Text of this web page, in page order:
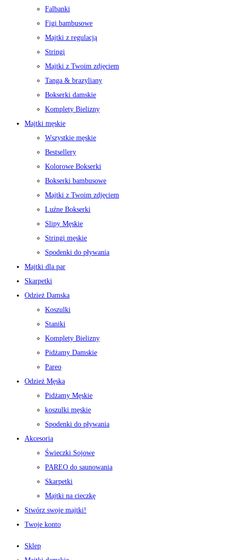
Falbanki
Figi bambusowe
Majtki z regulacją
Stringi
Majtki z Twoim zdjęciem
Tanga & brazyliany
Bokserki damskie
Komplety Bielizny
Majtki męskie
Wszystkie męskie
Bestsellery
Kolorowe Bokserki
Bokserki bambusowe
Majtki z Twoim zdjęciem
Luźne Bokserki
Slipy Męskie
Stringi męskie
Spodenki do pływania
Majtki dla par
Skarpetki
Odzież Damska
Koszulki
Staniki
Komplety Bielizny
Pidżamy Damskie
Pareo
Odzież Męska
Pidżamy Męskie
koszulki męskie
Spodenki do pływania
Akcesoria
Świeczki Sojowe
PAREO do saunowania
Skarpetki
Majtki na cieczkę
Stwórz swoje majtki!
Twoje konto
Sklep